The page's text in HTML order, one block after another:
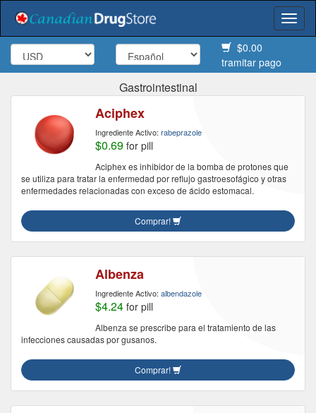
$0.00
tramitar pago
Gastrointestinal
Aciphex
Ingrediente Activo: rabeprazole
$0.69 for pill
Aciphex es inhibidor de la bomba de protones que
se utiliza para tratar la enfermedad por reflujo gastroesofágico y otras
enfermedades relacionadas con exceso de ácido estomacal.
Comprar!
Albenza
Ingrediente Activo: albendazole
$4.24 for pill
Albenza se prescribe para el tratamiento de las
infecciones causadas por gusanos.
Comprar!